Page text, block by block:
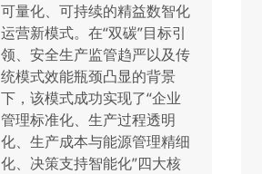
可量化、可持续的精益数智化
运营新模式。在“双碳”目标引
领、安全生产监管趋严以及传
统模式效能瓶颈凸显的背景
下，该模式成功实现了“企业
管理标准化、生产过程透明
化、生产成本与能源管理精细
化、决策支持智能化”四大核